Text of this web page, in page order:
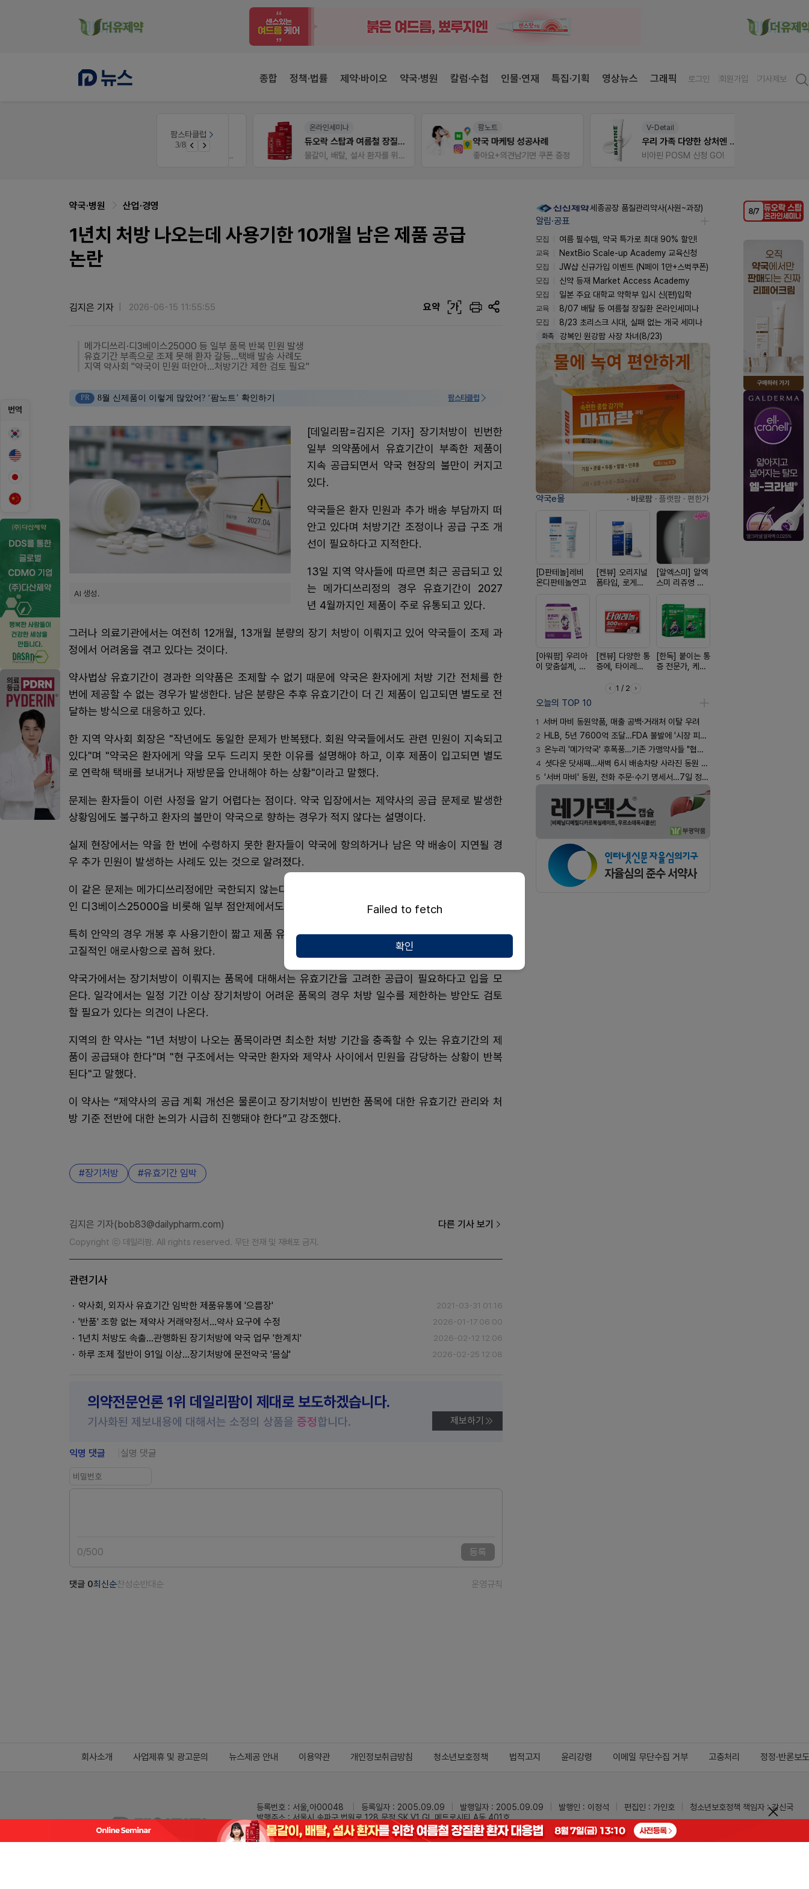
종합 정책·법률 제약·바이오 약국·병원 칼럼·수첩 인물·연재 특집·기획 영상뉴스 그래픽 로그인 회원가입 기사제보
팜스타클럽
3/8
온라인세미나
듀오락 스탑과 여름철 장질환 대응법
물갈이, 배탈, 설사 환자를 위한 실전 상담&판매 전략
팜노트
약국 마케팅 성공사례
좋아요+의견남기면 쿠폰 증정
V-Detail
우리 가족 다양한 상처엔 비아핀!
비아핀 POSM 신청 GO!
번역
약국·병원 산업·경영
1년치 처방 나오는데 사용기한 10개월 남은 제품 공급
논란
김지은 기자 2026-06-15 11:55:55 요약 가
메가디쓰리·디3베이스25000 등 일부 품목 반복 민원 발생
유효기간 부족으로 조제 못해 환자 갈등…택배 발송 사례도
지역 약사회 "약국이 민원 떠안아…처방기간 제한 검토 필요"
PR 8월 신제품이 이렇게 많았어? ‘팜노트’ 확인하기 팜스타클럽
AI 생성.
[데일리팜=김지은 기자] 장기처방이 빈번한
일부 의약품에서 유효기간이 부족한 제품이
지속 공급되면서 약국 현장의 불만이 커지고
있다.
약국들은 환자 민원과 추가 배송 부담까지 떠
안고 있다며 처방기간 조정이나 공급 구조 개
선이 필요하다고 지적한다.
13일 지역 약사들에 따르면 최근 공급되고 있
는 메가디쓰리정의 경우 유효기간이 2027
년 4월까지인 제품이 주로 유통되고 있다.
그러나 의료기관에서는 여전히 12개월, 13개월 분량의 장기 처방이 이뤄지고 있어 약국들이 조제 과
정에서 어려움을 겪고 있다는 것이다.
약사법상 유효기간이 경과한 의약품은 조제할 수 없기 때문에 약국은 환자에게 처방 기간 전체를 한
번에 제공할 수 없는 경우가 발생한다. 남은 분량은 추후 유효기간이 더 긴 제품이 입고되면 별도로 전
달하는 방식으로 대응하고 있다.
한 지역 약사회 회장은 "작년에도 동일한 문제가 반복됐다. 회원 약국들에서도 관련 민원이 지속되고
있다"며 "약국은 환자에게 약을 모두 드리지 못한 이유를 설명해야 하고, 이후 제품이 입고되면 별도
로 연락해 택배를 보내거나 재방문을 안내해야 하는 상황"이라고 말했다.
문제는 환자들이 이런 사정을 알기 어렵다는 점이다. 약국 입장에서는 제약사의 공급 문제로 발생한
상황임에도 불구하고 환자의 불만이 약국으로 향하는 경우가 적지 않다는 설명이다.
실제 현장에서는 약을 한 번에 수령하지 못한 환자들이 약국에 항의하거나 남은 약 배송이 지연될 경
우 추가 민원이 발생하는 사례도 있는 것으로 알려졌다.
이 같은 문제는 메가디쓰리정에만 국한되지 않는다는 것이 약국가의 설명이다. 고함량 비타민D 제제
인 디3베이스25000을 비롯해 일부 점안제에서도 유사한 상황이 반복되고 있다는 지적이다.
특히 안약의 경우 개봉 후 사용기한이 짧고 제품 유효기간도 상대적으로 짧아 오래전부터 약국 현장의
고질적인 애로사항으로 꼽혀 왔다.
약국가에서는 장기처방이 이뤄지는 품목에 대해서는 유효기간을 고려한 공급이 필요하다고 입을 모
은다. 일각에서는 일정 기간 이상 장기처방이 어려운 품목의 경우 처방 일수를 제한하는 방안도 검토
할 필요가 있다는 의견이 나온다.
지역의 한 약사는 "1년 처방이 나오는 품목이라면 최소한 처방 기간을 충족할 수 있는 유효기간의 제
품이 공급돼야 한다"며 "현 구조에서는 약국만 환자와 제약사 사이에서 민원을 감당하는 상황이 반복
된다"고 말했다.
이 약사는 “제약사의 공급 계획 개선은 물론이고 장기처방이 빈번한 품목에 대한 유효기간 관리와 처
방 기준 전반에 대한 논의가 시급히 진행돼야 한다”고 강조했다.
장기처방 유효기간 임박
김지은 기자(bob83@dailypharm.com) 다른 기사 보기
Copyright ⓒ 데일리팜. All rights reserved. 무단 전재 및 재배포 금지.
관련기사
약사회, 외자사 유효기간 임박한 제품유통에 '으름장' 2021-03-31 01:16
'반품' 조항 없는 제약사 거래약정서…약사 요구에 수정 2026-01-17 06:00
1년치 처방도 속출…관행화된 장기처방에 약국 업무 '한계치' 2026-02-12 12:06
하루 조제 절반이 91일 이상…장기처방에 문전약국 '몸살' 2026-02-25 12:08
의약전문언론 1위 데일리팜이 제대로 보도하겠습니다.
기사화된 제보내용에 대해서는 소정의 상품을 증정합니다. 제보하기
익명 댓글 실명 댓글
0/500 등록
댓글 0최신순찬성순반대순 운영규칙
세종공장 품질관리약사(사원~과장)
알림·공표
모집
여름 필수템, 약국 특가로 최대 90% 할인!
교육
NextBio Scale-up Academy 교육신청
모집
JW샵 신규가입 이벤트 (N페이 1만+스벅쿠폰)
모집
신약 등재 Market Access Academy
모집
일본 주요 대학교 약학부 입시 신(편)입학
교육
8/07 배탈 등 여름철 장질환 온라인세미나
모집
8/23 초리스크 시대, 실패 없는 개국 세미나
화촉 강복인 원강팜 사장 차녀(8/23)
약국e몰 · 바로팜 · 플랫팜 · 편한가
[D판테놀]레비
온디판테놀연고
[켄뷰] 오리지널
폼타입, 로게인
[알엑스미] 알엑
스미 리쥬영 울
10000 딥리페
어 크림
[아워팜] 우리아
이 맞춤설계, 바
[켄뷰] 다양한 통
증에, 타이레놀
[한독] 붙이는 통
증 전문가, 케토
1 / 2
오늘의 TOP 10
1 서버 마비 동원약품, 매출 공백·거래처 이탈 우려
2 HLB, 5년 7600억 조달…FDA 불발에 '시장 피로감'
3 온누리 '메가약국' 후폭풍…기존 가맹약사들 "협의체 만들자"
4 셧다운 닷새째…새벽 6시 배송차량 사라진 동원 물류센터
5 '서버 마비' 동원, 전화 주문·수기 명세서…7일 정상화 되나
회사소개 사업제휴 및 광고문의 뉴스제공 안내 이용약관 개인정보취급방침 청소년보호정책 법적고지 윤리강령 이메일 무단수집 거부 고충처리 정정·반론보도
등록번호 : 서울,아00048 등록일자 : 2005.09.09 발행일자 : 2005.09.09 발행인 : 이정석 편집인 : 가인호
청소년보호정책 책임자 : 강신국
발행주소 : 서울시 송파구 법원로 128 문정 SK V1 GL 메트로시티 A동 401호
전화 : 02-3473-0833
팩스 : 02-3434-0169 Mail :dailypharm@dailypharm.com
Failed to fetch
확인